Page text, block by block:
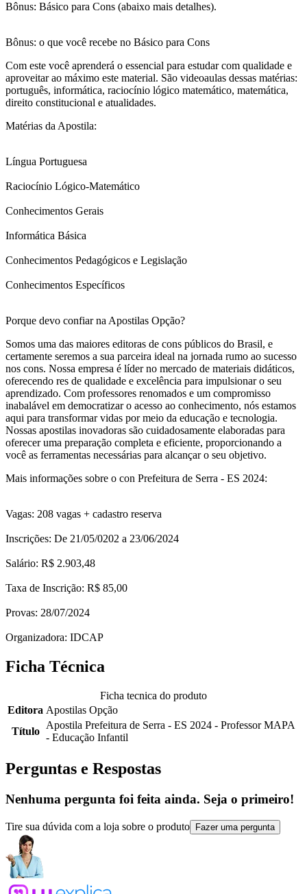
Bônus: Básico para Cons (abaixo mais detalhes).
Bônus: o que você recebe no Básico para Cons
Com este você aprenderá o essencial para estudar com qualidade e
aproveitar ao máximo este material. São videoaulas dessas matérias:
português, informática, raciocínio lógico matemático, matemática,
direito constitucional e atualidades.
Matérias da Apostila:
Língua Portuguesa
Raciocínio Lógico-Matemático
Conhecimentos Gerais
Informática Básica
Conhecimentos Pedagógicos e Legislação
Conhecimentos Específicos
Porque devo confiar na Apostilas Opção?
Somos uma das maiores editoras de cons públicos do Brasil, e
certamente seremos a sua parceira ideal na jornada rumo ao sucesso
nos cons. Nossa empresa é líder no mercado de materiais didáticos,
oferecendo res de qualidade e excelência para impulsionar o seu
aprendizado. Com professores renomados e um compromisso
inabalável em democratizar o acesso ao conhecimento, nós estamos
aqui para transformar vidas por meio da educação e tecnologia.
Nossas apostilas inovadoras são cuidadosamente elaboradas para
oferecer uma preparação completa e eficiente, proporcionando a
você as ferramentas necessárias para alcançar o seu objetivo.
Mais informações sobre o con Prefeitura de Serra - ES 2024:
Vagas: 208 vagas + cadastro reserva
Inscrições: De 21/05/0202 a 23/06/2024
Salário: R$ 2.903,48
Taxa de Inscrição: R$ 85,00
Provas: 28/07/2024
Organizadora: IDCAP
Ficha Técnica
Ficha tecnica do produto
Editora Apostilas Opção
Título
Apostila Prefeitura de Serra - ES 2024 - Professor MAPA
- Educação Infantil
Perguntas e Respostas
Nenhuma pergunta foi feita ainda. Seja o primeiro!
Tire sua dúvida com a loja sobre o produto Fazer uma pergunta